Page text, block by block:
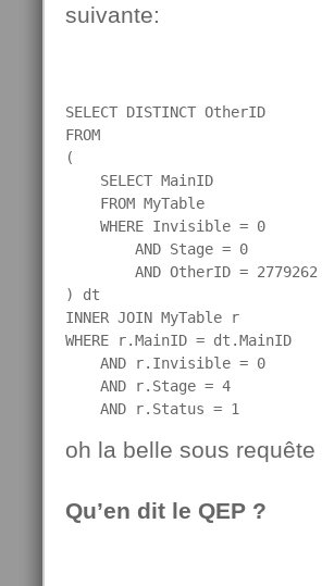
suivante:
SELECT DISTINCT OtherID
FROM
(
    SELECT MainID
    FROM MyTable
    WHERE Invisible = 0
        AND Stage = 0
        AND OtherID = 2779262
) dt
INNER JOIN MyTable r
WHERE r.MainID = dt.MainID
    AND r.Invisible = 0
    AND r.Stage = 4
    AND r.Status = 1
oh la belle sous
Qu’en dit le QEP ?